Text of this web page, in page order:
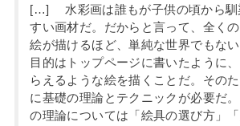
[…] 水彩画は誰もが子供の頃から馴
すい画材だ。だからと言って、全く
絵が描けるほど、単純な世界でもな
目的はトップページに書いたように
らえるような絵を描くことだ。その
に基礎の理論とテクニックが必要だ
の理論については「絵具の選び方」